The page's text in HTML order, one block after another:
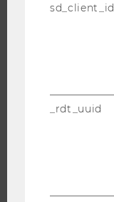
RESEARCH CAREER
WELCOME SERVICES
sd_client_id
_rdt_uuid